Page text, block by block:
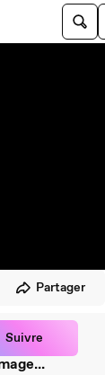
Partager
Suivre